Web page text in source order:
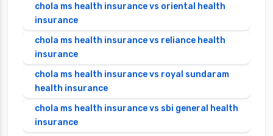
chola ms health insurance vs oriental health
insurance
chola ms health insurance vs reliance health
insurance
chola ms health insurance vs royal sundaram
health insurance
chola ms health insurance vs sbi general health
insurance